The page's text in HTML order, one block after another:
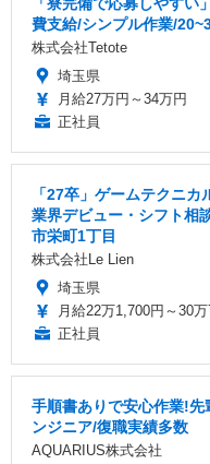
費支給/シンプル作業/
株式会社Tetote
埼玉県
月給27万円～34万円
正社員
「27卒」ゲームテクニ
業界デビュー・シフト相
市栄町1丁目
株式会社Le Lien
埼玉県
月給22万1,700円～30
正社員
手順書ありで安心作業!
ンジニア/復職実績多数
AQUARIUS株式会社